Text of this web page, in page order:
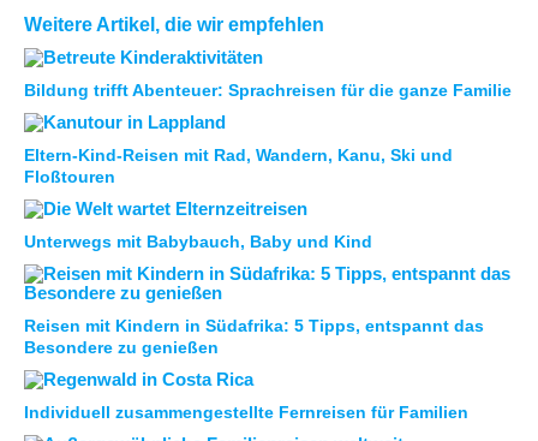
Weitere Artikel, die wir empfehlen
Bildung trifft Abenteuer: Sprachreisen für die ganze Familie
Eltern-Kind-Reisen mit Rad, Wandern, Kanu, Ski und
Floßtouren
Unterwegs mit Babybauch, Baby und Kind
Reisen mit Kindern in Südafrika: 5 Tipps, entspannt das
Besondere zu genießen
Individuell zusammengestellte Fernreisen für Familien